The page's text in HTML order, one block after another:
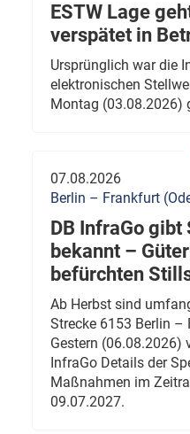
ESTW Lage
verspätet in
Ursprünglich war die
elektronischen
Montag (03.08.2026)
07.08.2026
Berlin – Frankfurt
DB InfraGo gibt
bekannt –
befürchten
Ab Herbst sind
Strecke 6153 Berlin –
Gestern (06.08.2026)
InfraGo Details der
Maßnahmen im
09.07.2027.